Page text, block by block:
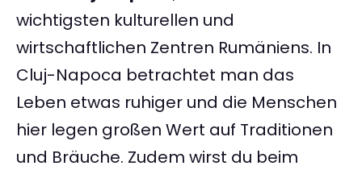
wichtigsten kulturellen und
wirtschaftlichen Zentren Rumäniens. In
Cluj-Napoca betrachtet man das
Leben etwas ruhiger und die Menschen
hier legen großen Wert auf Traditionen
und Bräuche. Zudem wirst du beim